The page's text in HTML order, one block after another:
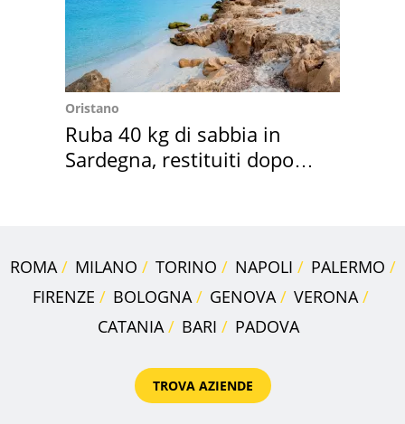
Oristano
Ruba 40 kg di sabbia in
Sardegna, restituiti dopo
ROMA MILANO TORINO NAPOLI
PALERMO
FIRENZE
BOLOGNA GENOVA
VERONA
CATANIA
BARI PADOVA
TROVA AZIENDE